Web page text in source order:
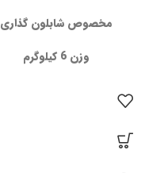
مخصوص شابلون گذاری
وزن 6 کیلوگرم